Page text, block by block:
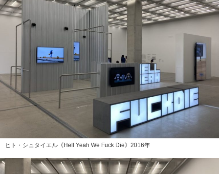
ヒト・シュタイエル《Hell Yeah We Fuck Die》2016年